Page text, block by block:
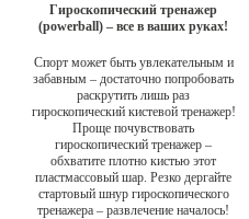
Гироскопический тренажер
(powerball) – все в ваших руках!
Спорт может быть увлекательным и
забавным – достаточно попробовать
раскрутить лишь раз
гироскопический кистевой тренажер!
Проще почувствовать
гироскопический тренажер –
обхватите плотно кистью этот
пластмассовый шар. Резко дергайте
стартовый шнур гироскопического
тренажера – развлечение началось!